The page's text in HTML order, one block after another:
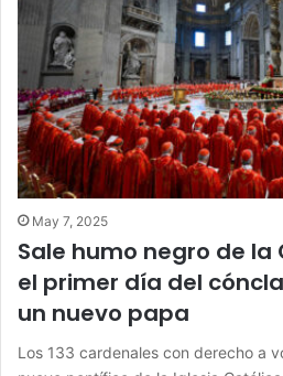
May 7, 2025
Sale humo negro de la
el primer día del
un nuevo papa
Los 133 cardenales con derecho a